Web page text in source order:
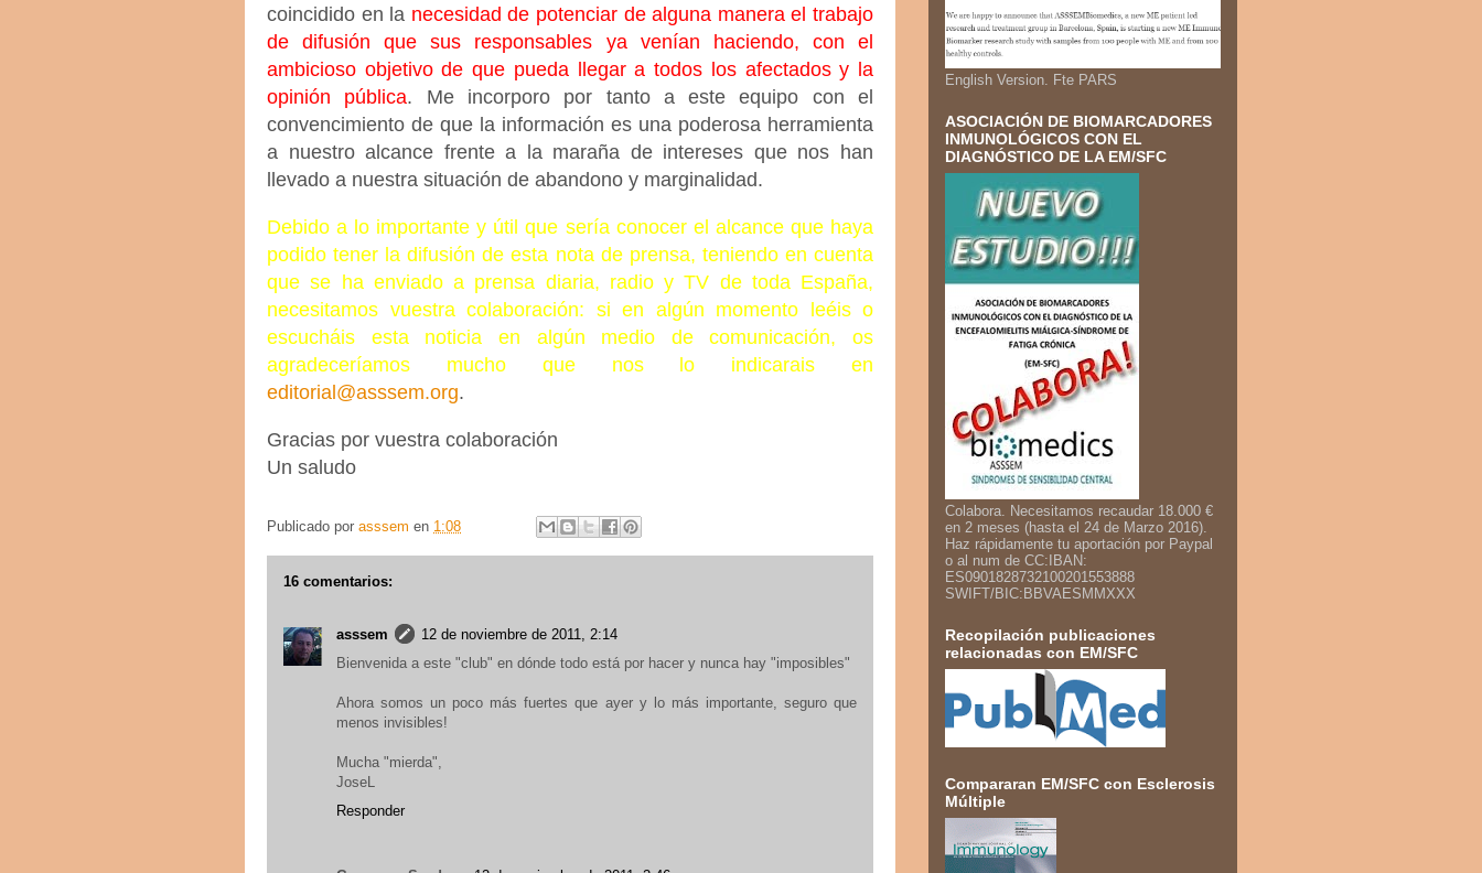
coincidido en la necesidad de potenciar de alguna manera el trabajo
de difusión que sus responsables ya venían haciendo, con el
ambicioso objetivo de que pueda llegar a todos los afectados y la
opinión pública. Me incorporo por tanto a este equipo con el
convencimiento de que la información es una poderosa herramienta
a nuestro alcance frente a la maraña de intereses que nos han
llevado a nuestra situación de abandono y marginalidad.
Debido a lo importante y útil que sería conocer el alcance que haya
podido tener la difusión de esta nota de prensa, teniendo en cuenta
que se ha enviado a prensa diaria, radio y TV de toda España,
necesitamos vuestra colaboración: si en algún momento leéis o
escucháis esta noticia en algún medio de comunicación, os
agradeceríamos mucho que nos lo indicarais en
editorial@asssem.org.
Gracias por vuestra colaboración
Un saludo
Publicado por asssem en 1:08
16 comentarios:
asssem
12 de noviembre de 2011, 2:14
Bienvenida a este "club" en dónde todo está por hacer y nunca hay "imposibles"
Ahora somos un poco más fuertes que ayer y lo más importante, seguro que
menos invisibles!
Mucha "mierda",
JoseL
Responder
English Version. Fte PARS
ASOCIACIÓN DE BIOMARCADORES
INMUNOLÓGICOS CON EL
DIAGNÓSTICO DE LA EM/SFC
Colabora. Necesitamos recaudar 18.000 €
en 2 meses (hasta el 24 de Marzo 2016).
Haz rápidamente tu aportación por Paypal
o al num de CC:IBAN:
ES0901828732100201553888
SWIFT/BIC:BBVAESMMXXX
Recopilación publicaciones
relacionadas con EM/SFC
Compararan EM/SFC con Esclerosis
Múltiple